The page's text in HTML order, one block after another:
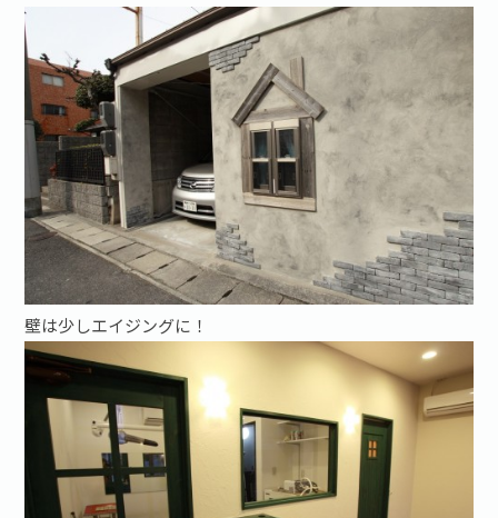
壁は少しエイジングに！